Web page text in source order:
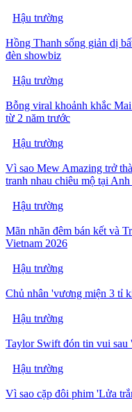
Hậu trường
Hồng Thanh sống giản dị
đèn showbiz
Hậu trường
Bỗng viral khoảnh khắc
từ 2 năm trước
Hậu trường
Vì sao Mew Amazing trở
tranh nhau chiêu mộ tại
Hậu trường
Mãn nhãn đêm bán kết và
Vietnam 2026
Hậu trường
Chủ nhân 'vương miện 3 tỉ
Hậu trường
Taylor Swift đón tin vui sau
Hậu trường
Vì sao cặp đôi phim 'Lửa